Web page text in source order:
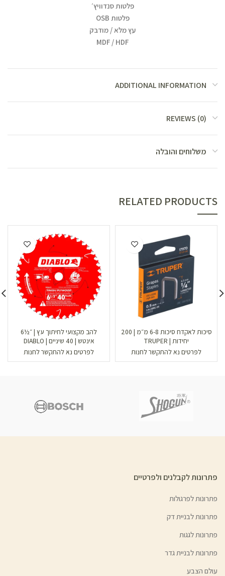
פלטות סנדוויץ׳
פלטות OSB
עץ מלא / מודבק
MDF / HDF
ADDITIONAL INFORMATION
REVIEWS (0)
משלוחים והובלה
RELATED PRODUCTS
סיכות לאקדח סיכות 6-8 מ״מ | 200
יחידות | TRUPER
לפרטים נא להתקשר לחנות
להב מקצועי לחיתוך עץ | ״½6
אינטש | 40 שיניים | DIABLO
לפרטים נא להתקשר לחנות
פתרונות לקבלנים ולפרטיים
פתרונות לפרגולות
פתרונות לבניית דק
פתרונות לגגות
פתרונות לבניית גדר
עולם הצבע